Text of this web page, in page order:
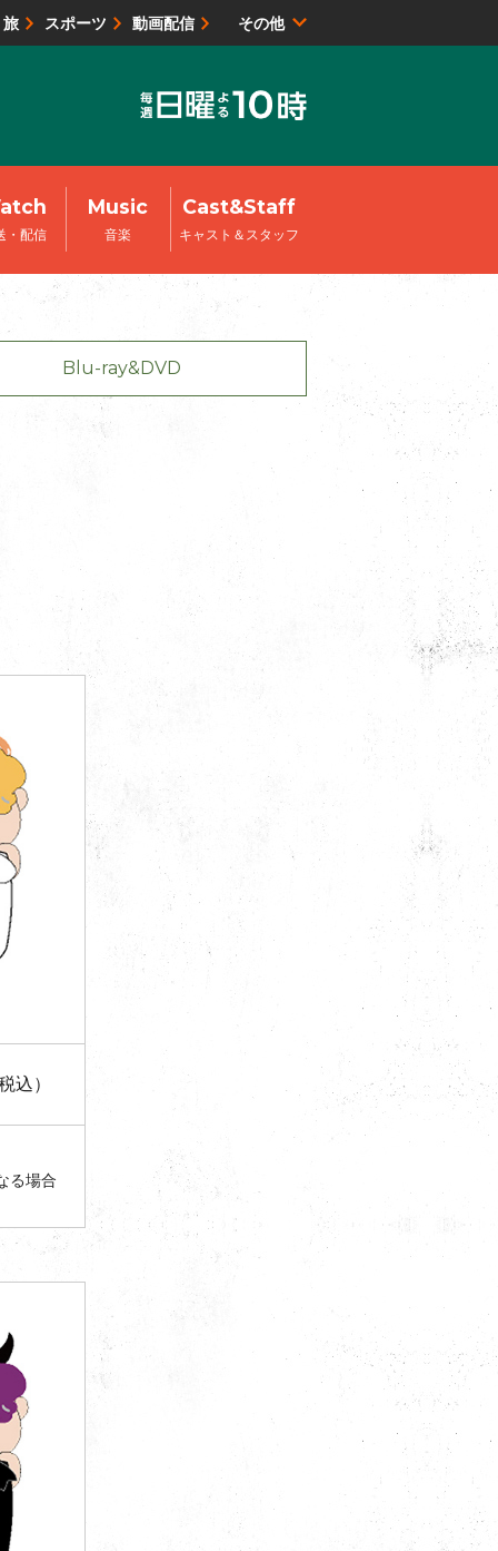
旅 スポーツ 動画配信 その他
・配信
Music
音楽
Cast&Staff
キャスト＆スタッフ
Blu-ray&DVD
込）
る場合